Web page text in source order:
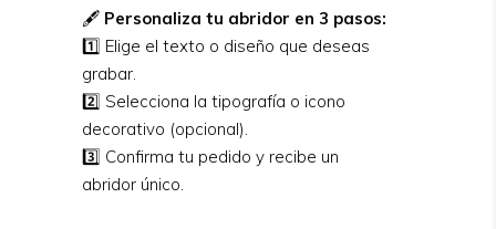
🖋 Personaliza tu abridor en 3 pasos:
1️⃣ Elige el texto o diseño que deseas
grabar.
2️⃣ Selecciona la tipografía o icono
decorativo (opcional).
3️⃣ Confirma tu pedido y recibe un
abridor único.